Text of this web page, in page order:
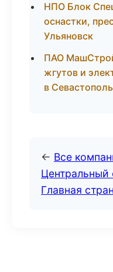
НПО Блок
оснастки,
Ульяновск
ПАО
жгутов и
в Севастополь
← Все
Центральный
Главная